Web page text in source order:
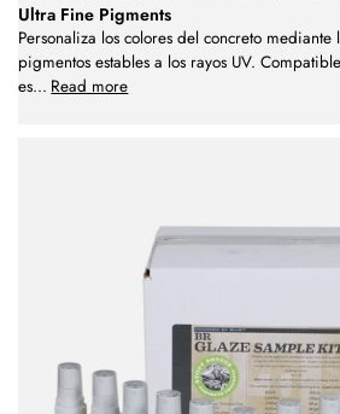
Ultra Fine Pigments
Personaliza los colores del concreto
pigmentos estables a los rayos UV.
es... Read more